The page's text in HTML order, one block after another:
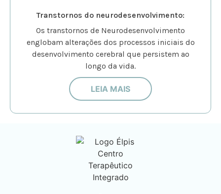
Transtornos do neurodesenvolvimento:
Os transtornos de Neurodesenvolvimento
englobam alterações dos processos iniciais do
desenvolvimento cerebral que persistem ao
longo da vida.
LEIA MAIS